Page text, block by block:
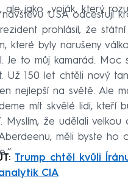
jako „voják, který
USA odcestují
prohlásil, že
které byly narušeny
Je to můj kamarád. Moc
Už 150 let chtěli nový
nejlepší na světě. Ale
mít skvělé lidi, kteří
Myslím, že udělali
měli byste ho
Trump chtěl kvůli
CIA